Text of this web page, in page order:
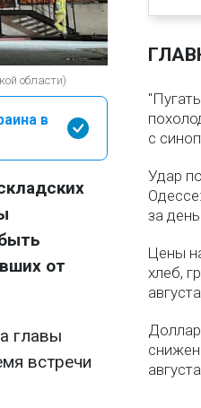
области)
в
от
главы
встречи
с
Удар
за
Цены
хлеб,
августа